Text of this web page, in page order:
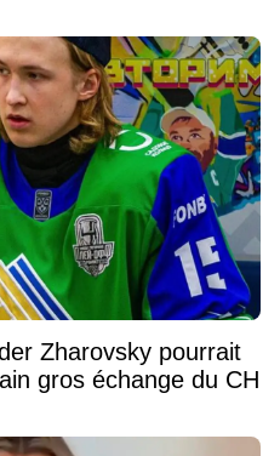
Zharovsky pourrait
gros échange du CH